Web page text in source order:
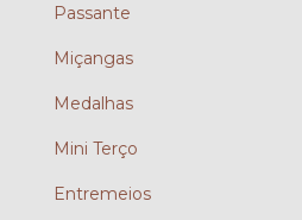
Passante
Miçangas
Medalhas
Mini Terço
Entremeios